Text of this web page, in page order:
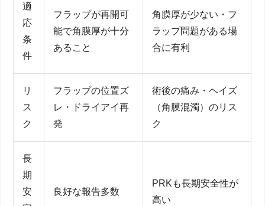
適
応
条
件
フラップが再開可
能で角膜厚が十分
あること
角膜厚が少ない・フ
ラップ問題がある場
合に有利
リ
ス
ク
フラップの位置ズ
レ・ドライアイ再
発
術後の痛み・ヘイズ
（角膜混濁）のリス
ク
長
期
安
良好な報告多数
PRKも長期安全性が
高い